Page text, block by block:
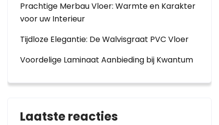
Prachtige Merbau Vloer: Warmte en Karakter
voor uw Interieur
Tijdloze Elegantie: De Walvisgraat PVC Vloer
Voordelige Laminaat Aanbieding bij Kwantum
Laatste reacties